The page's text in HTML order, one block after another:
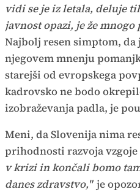
vidi se je iz letala, deluje
javnost opazi, je že mnogo
Najbolj resen simptom, da
njegovem mnenju
starejši od evropskega
kadrovsko ne bodo
izobraževanja padla, je
Meni, da Slovenija nima
prihodnosti razvoja
v krizi in končali bomo
danes zdravstvo," je